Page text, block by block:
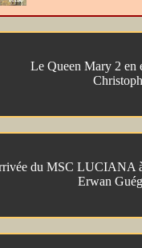
Le Queen Mary 2 en
du MSC LUCIANA
Erwan